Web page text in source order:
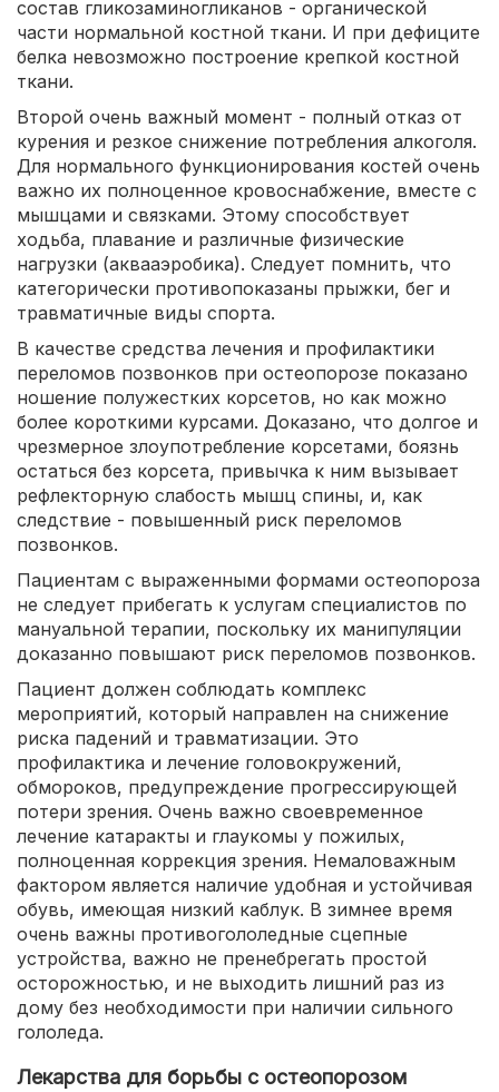
состав гликозаминогликанов - органической
части нормальной костной ткани. И при дефиците
белка невозможно построение крепкой костной
ткани.
Второй очень важный момент - полный отказ от
курения и резкое снижение потребления алкоголя.
Для нормального функционирования костей очень
важно их полноценное кровоснабжение, вместе с
мышцами и связками. Этому способствует
ходьба, плавание и различные физические
нагрузки (аквааэробика). Следует помнить, что
категорически противопоказаны прыжки, бег и
травматичные виды спорта.
В качестве средства лечения и профилактики
переломов позвонков при остеопорозе показано
ношение полужестких корсетов, но как можно
более короткими курсами. Доказано, что долгое и
чрезмерное злоупотребление корсетами, боязнь
остаться без корсета, привычка к ним вызывает
рефлекторную слабость мышц спины, и, как
следствие - повышенный риск переломов
позвонков.
Пациентам с выраженными формами остеопороза
не следует прибегать к услугам специалистов по
мануальной терапии, поскольку их манипуляции
доказанно повышают риск переломов позвонков.
Пациент должен соблюдать комплекс
мероприятий, который направлен на снижение
риска падений и травматизации. Это
профилактика и лечение головокружений,
обмороков, предупреждение прогрессирующей
потери зрения. Очень важно своевременное
лечение катаракты и глаукомы у пожилых,
полноценная коррекция зрения. Немаловажным
фактором является наличие удобная и устойчивая
обувь, имеющая низкий каблук. В зимнее время
очень важны противогололедные сцепные
устройства, важно не пренебрегать простой
осторожностью, и не выходить лишний раз из
дому без необходимости при наличии сильного
гололеда.
Лекарства для борьбы с остеопорозом